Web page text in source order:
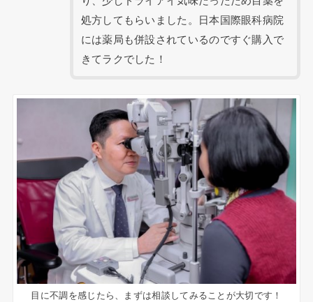
処方してもらいました。日本国際眼科病院
には薬局も併設されているのですぐ購入で
きてラクでした！
目に不調を感じたら、まずは相談してみることが大切です！